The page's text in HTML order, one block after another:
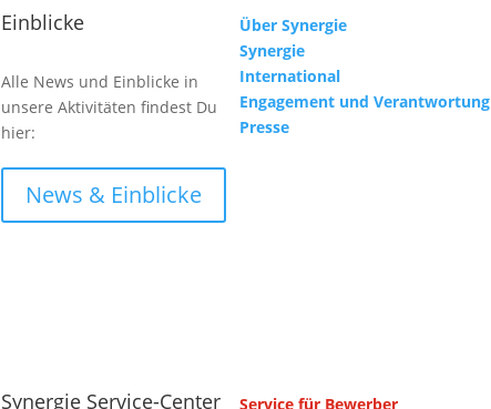
Einblicke
Alle News und Einblicke in
unsere Aktivitäten findest Du
hier:
News & Einblicke
Über Synergie
Synergie
International
Engagement und Verantwortung
Presse
Synergie Service-Center
Service für Bewerber